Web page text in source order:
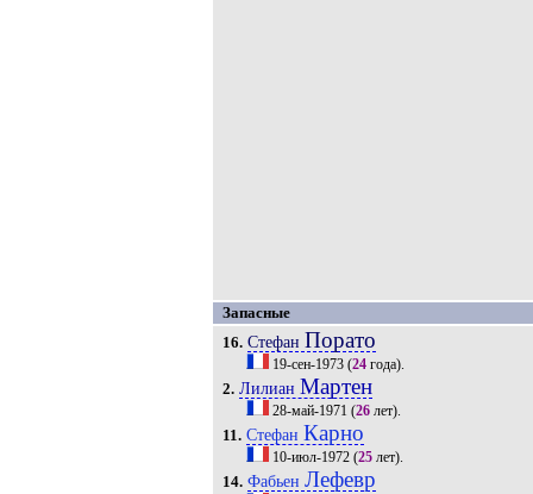
Запасные
16. Стефан Порато
19-сен-1973(24года).
2. Лилиан Мартен
28-май-1971 (26лет).
11. Стефан Карно
10-июл-1972(25лет).
14. Фабьен Лефевр